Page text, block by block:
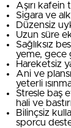
Aşırı kafein
Sigara ve
Düzensiz
Uzun süre
Sağlıksız
yeme, gece
Hareketsiz
Ani ve
yeterli
Stresle baş
hali ve
Bilinçsiz
sporcu